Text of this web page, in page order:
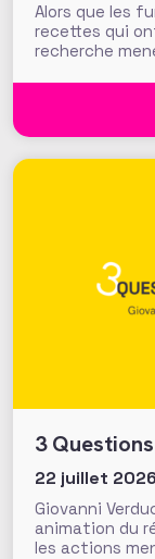
Alors que les
recettes qui
recherche
question
générosité
3
22 juillet 2026
Giovanni
animation du
les actions